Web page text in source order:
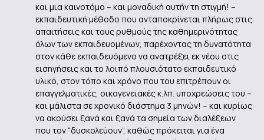
και μια καινοτόμο – και μοναδική αυτήν τη στιγμή! –
εκπαιδευτική μέθοδο που ανταποκρίνεται πλήρως στις
απαιτήσεις και τους ρυθμούς της καθημερινότητας
όλων των εκπαιδευομένων, παρέχοντας τη δυνατότητα
στον κάθε εκπαιδευόμενο να ανατρέξει εκ νέου στις
εισηγήσεις και το λοιπό πλουσιότατο εκπαιδευτικό
υλικό, στον τόπο και χρόνο που του επιτρέπουν οι
επαγγελματικές, οικογενειακές κ.λπ. υποχρεώσεις του –
και μάλιστα σε χρονικό διάστημα 3 μηνών! – και κυρίως
να ακούσει ξανά και ξανά τα σημεία των διαλέξεων
που τον “δυσκολεύουν”, καθώς πρόκειται για ένα